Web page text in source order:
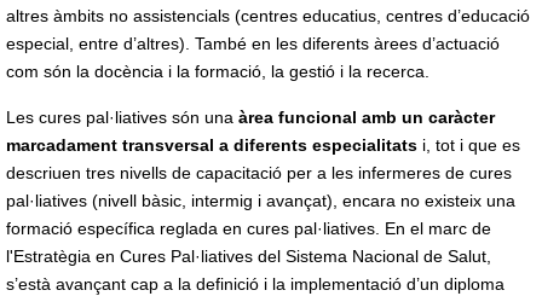
altres àmbits no assistencials (centres educatius, centres d’educació
especial, entre d’altres). També en les diferents àrees d’actuació
com són la docència i la formació, la gestió i la recerca.
Les cures pal·liatives són una àrea funcional amb un caràcter
marcadament transversal a diferents especialitats i, tot i que es
descriuen tres nivells de capacitació per a les infermeres de cures
pal·liatives (nivell bàsic, intermig i avançat), encara no existeix una
formació específica reglada en cures pal·liatives. En el marc de
l'Estratègia en Cures Pal·liatives del Sistema Nacional de Salut,
s’està avançant cap a la definició i la implementació d’un diploma